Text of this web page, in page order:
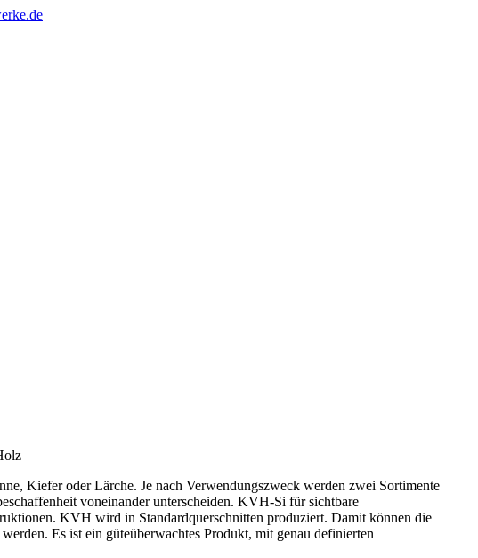
Kiefer oder Lärche. Je nach Verwendungszweck werden zwei Sortimente
voneinander unterscheiden. KVH-Si für sichtbare
KVH wird in Standardquerschnitten produziert. Damit können die
Es ist ein güteüberwachtes Produkt, mit genau definierten